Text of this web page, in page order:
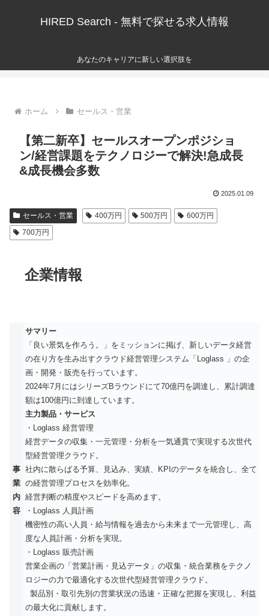
HIRED Search - 無料で探せる求人情報
あなたのキャリアに新しい選択肢を
ホーム セールス・営業
【第二新卒】セールスオープンポジショ
ン/経営課題をテクノロジーで解決!急成⻑
&成⻑機会多数
2025.01.09
セールス・営業 400万円 500万円
600万円
700万円
企業情報
事
業
内
容
サマリー
「良い景気を作ろう。」をミッションに掲げ、新しいデータ経営
の在り方を生み出すクラウド経営管理システム「Loglass 」の企
画・開発・販売を行っています。
2024年7月にはシリーズBラウンドにて70億円を調達し、累計調達
額は100億円に到達しています。
主力製品・サービス
・Loglass 経営管理
経営データの収集・一元管理・分析を一気通貫で実現する次世代
型経営管理クラウド。
社内に散らばる予算、見込み、実績、KPIのデータを統合し、全て
の経営管理プロセスを効率化。
経営判断の精度やスピードを高めます。
・Loglass 人員計画
機密性の高い人員・給与情報を過去から未来まで一元管理し、高
度な人員計画・分析を実現。
・Loglass 販売計画
営業企画の「営業計画・見込データ」の収集・統合業務をテクノ
ロジーの力で最適化する次世代型経営管理クラウド。
製品別・取引先別の営業状況の迅速・正確な把握を実現し、利益
の最大化に貢献します。